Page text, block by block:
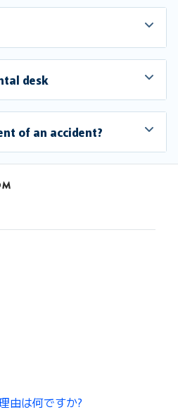
desk
of an accident?
由は何ですか?